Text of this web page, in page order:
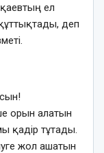
ел
деп
орын алатын
қадір тұтады.
жол ашатын